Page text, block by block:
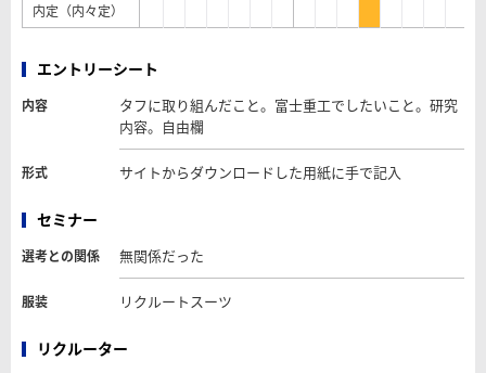
内定（内々定）
エントリーシート
内容
タフに取り組んだこと。富士重工でしたいこと。研究
内容。自由欄
形式 サイトからダウンロードした用紙に手で記入
セミナー
選考との関係 無関係だった
服装 リクルートスーツ
リクルーター